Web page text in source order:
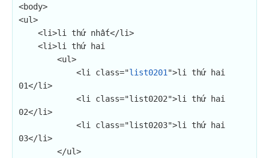
<body>
<ul>
            <li class="
list0201 ">li thứ hai
01</li>
02</li>
03</li>